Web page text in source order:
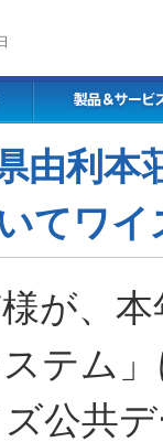
利本
てワ
が、
テム
公共